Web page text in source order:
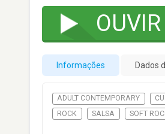
OUVIR
Informações Dados
ADULT CONTEMPORARY
ROCK
SALSA SOFT